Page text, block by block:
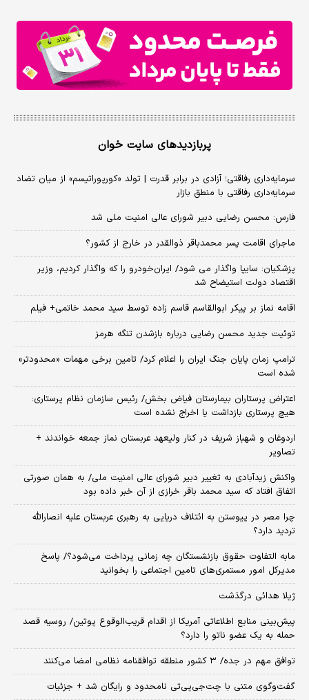
پربازدیدهای سایت خوان
سرمایه‌داری رفاقتی؛ آزادی در برابر قدرت | تولد «کورپوراتیسم» از میان تضاد
سرمایه‌داری رفاقتی با منطق بازار
فارس: محسن رضایی دبیر شورای عالی امنیت ملی شد
ماجرای اقامت پسر محمدباقر ذوالقدر در خارج از کشور؟
پزشکیان: سایپا واگذار می شود/ ایران‌خودرو را که واگذار کردیم، وزیر
اقتصاد دولت استیضاح شد
اقامه نماز بر پیکر ابوالقاسم قاسم زاده توسط سید محمد خاتمی+ فیلم
توئیت جدید محسن رضایی درباره بازشدن تنگه هرمز
ترامپ زمان پایان جنگ ایران را اعلام کرد/ تامین برخی مهمات «محدودتر»
شده است
اعتراض پرستاران بیمارستان فیاض بخش/ رئیس سازمان نظام پرستاری:
هیچ پرستاری بازداشت یا اخراج نشده است
اردوغان و شهباز شریف در کنار ولیعهد عربستان نماز جمعه خواندند +
تصاویر
واکنش زیدآبادی به تغییر دبیر شورای عالی امنیت ملی/ به همان صورتی
اتفاق افتاد که سید محمد باقر خرازی از آن خبر داده بود
چرا مصر در پیوستن به ائتلاف دریایی به رهبری عربستان علیه انصارالله
تردید دارد؟
مابه التفاوت حقوق بازنشستگان چه زمانی پرداخت می‌شود؟/ پاسخ
مدیرکل امور مستمری‌های تامین اجتماعی را بخوانید
ژیلا هدائی درگذشت
پیش‌بینی منابع اطلاعاتی آمریکا از اقدام قریب‌الوقوع پوتین/ روسیه قصد
حمله به یک عضو ناتو را دارد؟
توافق مهم در جده/ ۳ کشور منطقه توافقنامه نظامی امضا می‌کنند
گفت‌وگوی متنی با چت‌جی‌پی‌تی نامحدود و رایگان شد + جزئیات